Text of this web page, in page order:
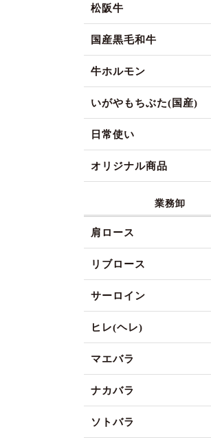
松阪牛
国産黒毛和牛
牛ホルモン
いがやもちぶた(国産)
日常使い
オリジナル商品
業務卸
肩ロース
リブロース
サーロイン
ヒレ(ヘレ)
マエバラ
ナカバラ
ソトバラ